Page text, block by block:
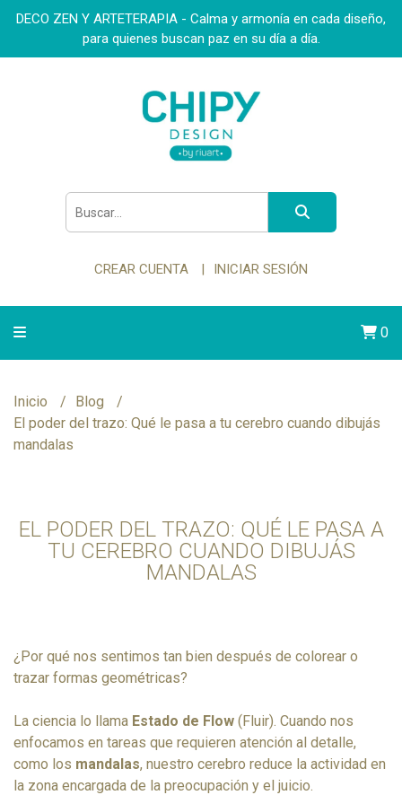
DECO ZEN Y ARTETERAPIA - Calma y armonía en cada diseño,
para quienes buscan paz en su día a día.
CREAR CUENTA INICIAR SESIÓN
0
Inicio
Blog
El poder del trazo: Qué le pasa a tu cerebro cuando dibujás
mandalas
EL PODER DEL TRAZO: QUÉ LE PASA A
TU CEREBRO CUANDO DIBUJÁS
MANDALAS
¿Por qué nos sentimos tan bien después de colorear o
trazar formas geométricas?
La ciencia lo llama Estado de Flow (Fluir). Cuando nos
enfocamos en tareas que requieren atención al detalle,
como los mandalas, nuestro cerebro reduce la actividad en
la zona encargada de la preocupación y el juicio.